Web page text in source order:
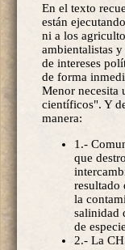
En el texto
están
ni a los
ambientalistas
de intereses
de forma
Menor necesita
científicos". Y
manera:
1.-
que
resultado
la
salinidad
de
2.- La